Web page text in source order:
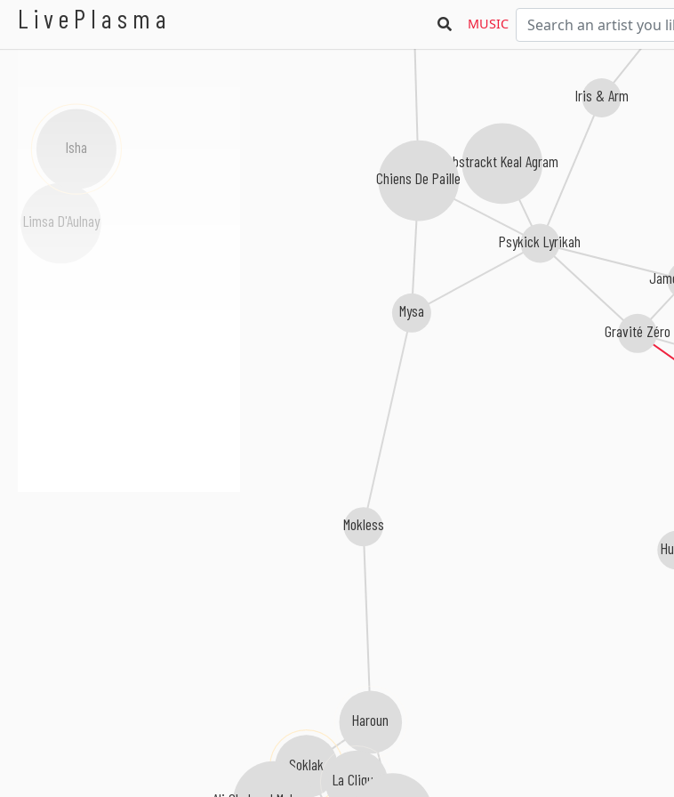
LivePlasma MUSIC
Gravité Zéro
Psykick Lyrikah
Soklak
Mysa
Iris & Arm
Abstrackt Keal Agram
Haroun
Chiens De Paille
Limsa D'Aulnay
Mokless
La Cliqua
Isha
Le Jouage